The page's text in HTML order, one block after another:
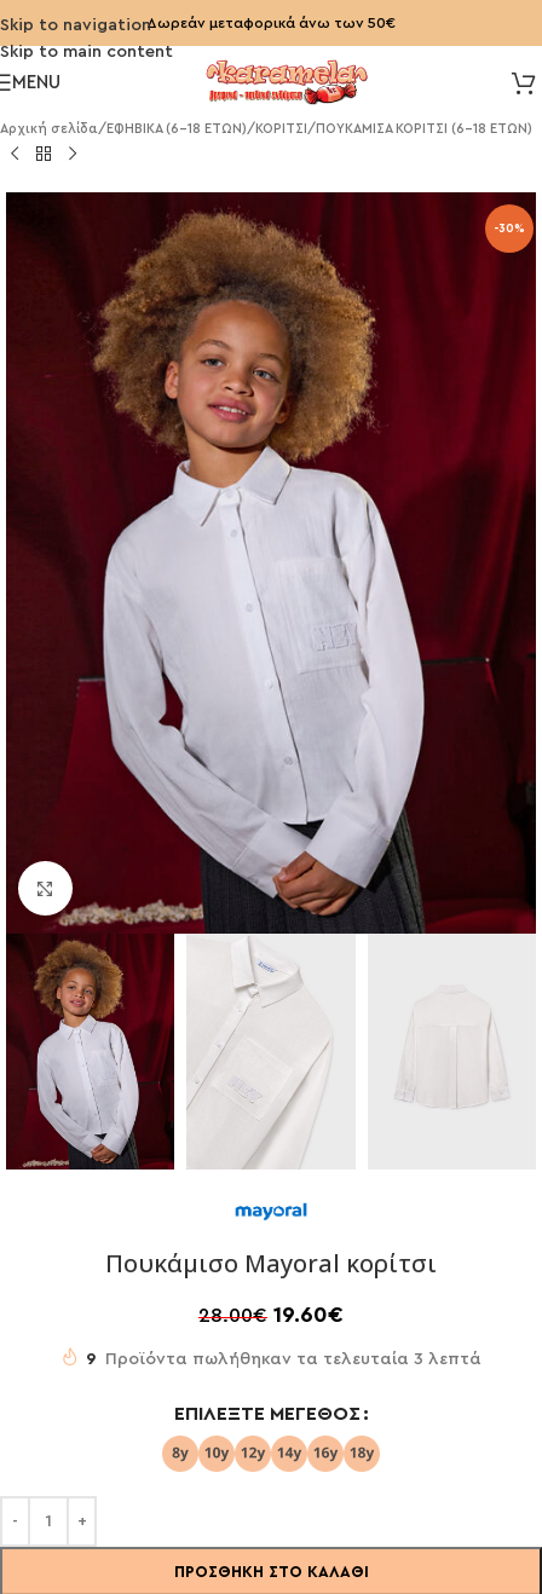
Skip to navigation
Skip to main content
Δωρεάν μεταφορικά άνω των 50€
MENU
Αρχική σελίδα/ ΕΦΗΒΙΚΑ (6-18 ΕΤΩΝ)/ ΚΟΡΙΤΣΙ / ΠΟΥΚΑΜΙΣΑ ΚΟΡΙΤΣΙ (6-18 ΕΤΩΝ)
-30%
Click to enlarge
Πουκάμισο Mayoral κορίτσι
28.00€ 19.60€
9 Προϊόντα πωλήθηκαν τα τελευταία 3 λεπτά
ΕΠΙΛΈΞΤΕ ΜΈΓΕΘΟΣ
ΠΡΟΣΘΉΚΗ ΣΤΟ ΚΑΛΆΘΙ